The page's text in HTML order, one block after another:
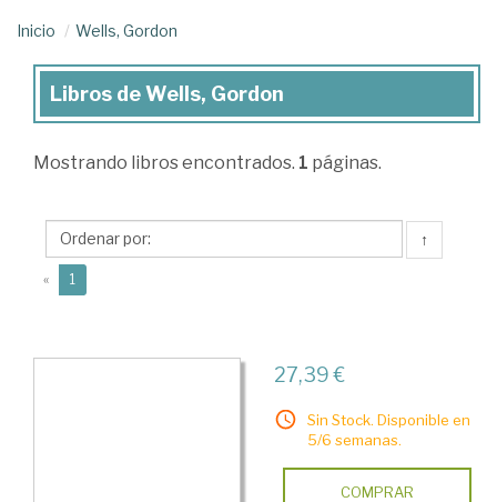
Inicio Wells, Gordon
Libros
Wells,
Libros de Wells, Gordon
Mostrando libros encontrados. 1 páginas.
↑
« 1
27,39 €
Sin Stock. Disponible en
5/6 semanas.
COMPRAR